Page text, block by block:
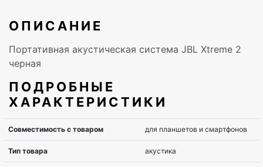
ОПИСАНИЕ
Портативная акустическая система JBL Xtreme 2
черная
ПОДРОБНЫЕ
ХАРАКТЕРИСТИКИ